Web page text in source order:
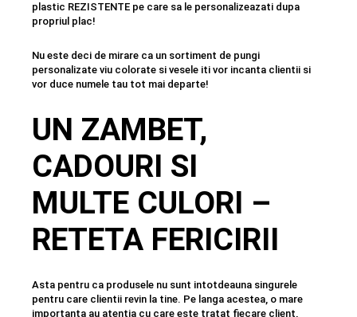
plastic REZISTENTE pe care sa le personalizeazati dupa
propriul plac!
Nu este deci de mirare ca un sortiment de pungi
personalizate viu colorate si vesele iti vor incanta clientii si
vor duce numele tau tot mai departe!
UN ZAMBET,
CADOURI SI
MULTE CULORI –
RETETA FERICIRII
Asta pentru ca produsele nu sunt intotdeauna singurele
pentru care clientii revin la tine. Pe langa acestea, o mare
importanta au atentia cu care este tratat fiecare client,